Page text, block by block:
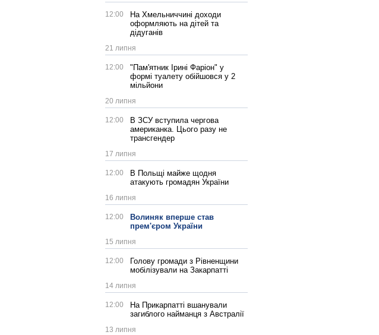
12:00
На Хмельниччині доходи
оформляють на дітей та
дідуганів
21 липня
12:00
"Пам'ятник Ірині Фаріон" у
формі туалету обійшовся у 2
мільйони
20 липня
12:00
В ЗСУ вступила чергова
американка. Цього разу не
трансгендер
17 липня
12:00
В Польщі майже щодня
атакують громадян України
16 липня
12:00
Волиняк вперше став
прем'єром України
15 липня
12:00
Голову громади з Рівненщини
мобілізували на Закарпатті
14 липня
12:00
На Прикарпатті вшанували
загиблого найманця з Австралії
13 липня